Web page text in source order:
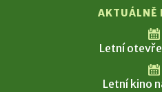
AKTUÁLNĚ
Letní
Letní kino